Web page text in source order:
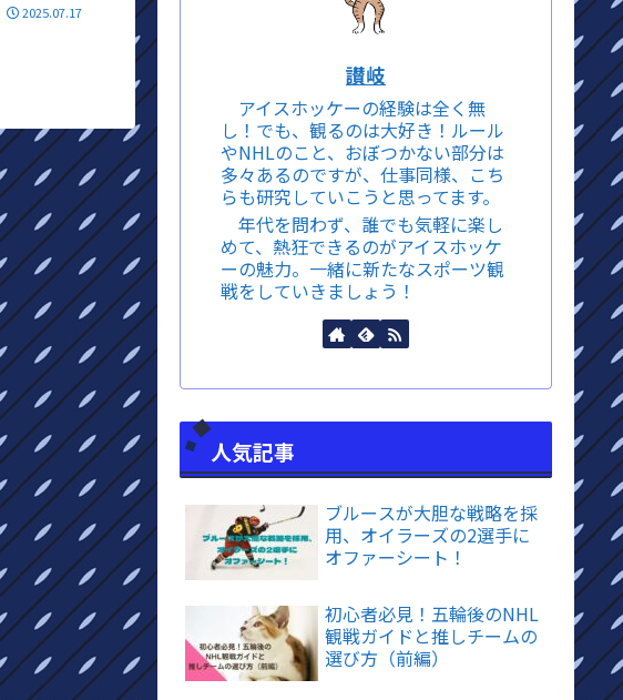
2025.07.17
讃岐
アイスホッケーの経験は全く無
し！でも、観るのは大好き！ルール
やNHLのこと、おぼつかない部分は
多々あるのですが、仕事同様、こち
らも研究していこうと思ってます。
年代を問わず、誰でも気軽に楽し
めて、熱狂できるのがアイスホッケ
ーの魅力。一緒に新たなスポーツ観
戦をしていきましょう！
人気記事
ブルースが大胆な戦略を採
用、オイラーズの2選手に
オファーシート！
初心者必見！五輪後のNHL
観戦ガイドと推しチームの
選び方（前編）